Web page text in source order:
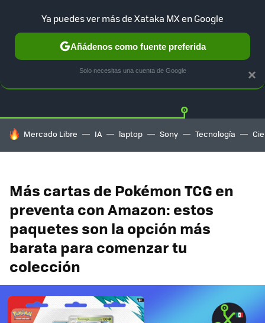
GUÍA DE COMPRAS MERCADO LIBRE
HOY SE HABLA DE
Mercado Libre IA laptop Sony Tecnología
Más cartas de Pokémon TCG en
preventa con Amazon: estos
paquetes son la opción más
barata para comenzar tu
colección
×
Ya puedes ver más de Xataka MX en Google
Añádenos como fuente preferida
Solo necesitas una cuenta de Google